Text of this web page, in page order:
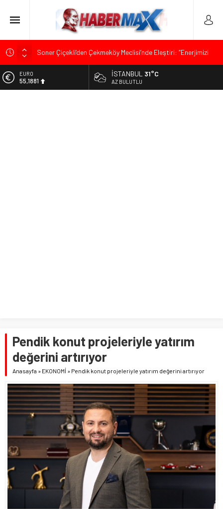
Soner Çiçekli’den Çekmeköy Meclisi’nde Eleştiri: “Enerjimizi
Edremit’te Kaymakam Ahmet Odabaş’a Duygu Dolu Veda
ALTIN
6.660,55
İSTANBUL 31°C
AZ BULUTLU
Pendik konut projeleriyle yatırım
değerini artırıyor
Anasayfa » EKONOMİ » Pendik konut projeleriyle yatırım değerini artırıyor